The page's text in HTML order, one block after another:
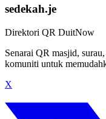
sedekah.je
Direktori QR DuitNow
Senarai QR masjid,
komuniti untuk
X